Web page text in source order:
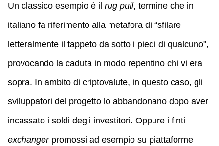
Un classico esempio è il rug pull, termine che in
italiano fa riferimento alla metafora di “sfilare
letteralmente il tappeto da sotto i piedi di qualcuno",
provocando la caduta in modo repentino chi vi era
sopra. In ambito di criptovalute, in questo caso, gli
sviluppatori del progetto lo abbandonano dopo aver
incassato i soldi degli investitori. Oppure i finti
exchanger promossi ad esempio su piattaforme